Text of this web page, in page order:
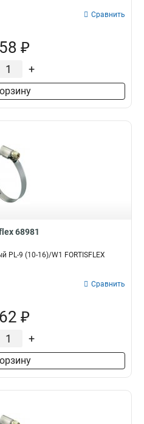
Сравнить
₽
+
68981
9 (10-16)/W1 FORTISFLEX
Сравнить
₽
+